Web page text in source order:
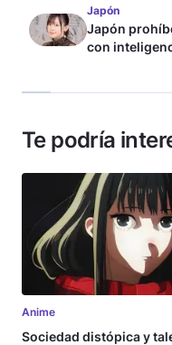
Japón
Japón
con
Te podría
Anime
Sociedad distópica y